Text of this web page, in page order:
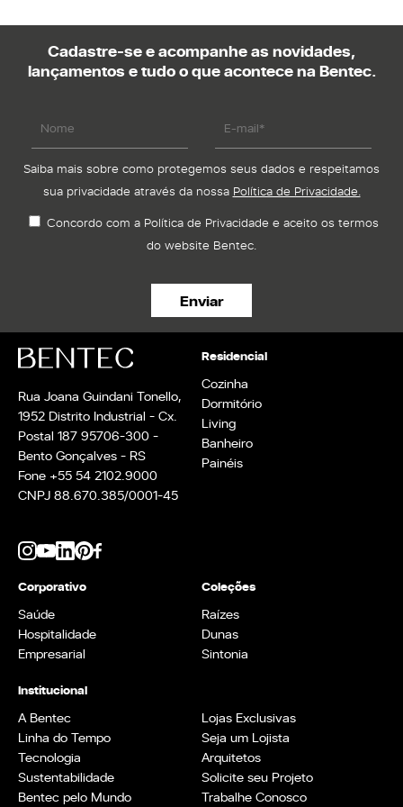
Solicite seu Projeto
Trabalhe Conosco
Política de Privacidade
Canal de Denúncia
Relatório de Transparência Salarial
Cadastre-se e acompanhe as novidades,
lançamentos e tudo o que acontece na Bentec.
Saiba mais sobre como protegemos seus dados e respeitamos
sua privacidade através da nossa Política de Privacidade.
Concordo com a Política de Privacidade e aceito os termos
do website Bentec.
Rua Joana Guindani Tonello,
1952 Distrito Industrial - Cx.
Postal 187 95706-300 -
Bento Gonçalves - RS
Fone +55 54 2102.9000
CNPJ 88.670.385/0001-45
Residencial
Cozinha
Dormitório
Living
Banheiro
Painéis
Corporativo
Saúde
Hospitalidade
Empresarial
Coleções
Raízes
Dunas
Sintonia
Institucional
A Bentec
Linha do Tempo
Tecnologia
Sustentabilidade
Bentec pelo Mundo
Lojas Exclusivas
Seja um Lojista
Arquitetos
Solicite seu Projeto
Trabalhe Conosco